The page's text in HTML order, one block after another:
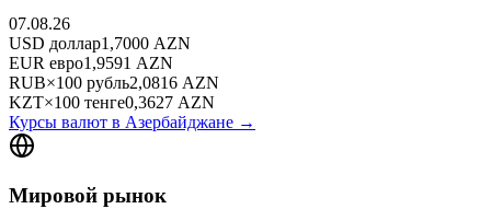
07.08.26
USD доллар1,7000 AZN
EUR евро1,9591 AZN
RUB×100 рубль2,0816 AZN
KZT×100 тенге0,3627 AZN
Курсы валют в Азербайджане →
Мировой рынок